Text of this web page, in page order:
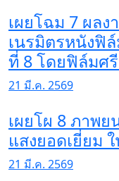
เผยโฉม 7 ผลง
เนรมิตรหนังฟิ
ที่ 8 โดยฟิล์มศ
21 มี.ค. 2569
เผยโผ 8 ภาพ
แสงยอดเยี่ยม
21 มี.ค. 2569